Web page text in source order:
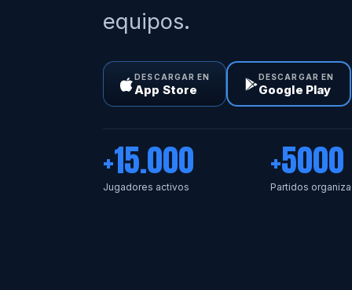
equipos.
DESCARGAR EN
App Store
DESCARGAR EN
Google Play
+15.000
Jugadores activos
+5000
Partidos